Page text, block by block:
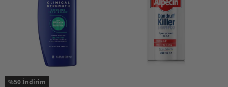
%50 İndirim